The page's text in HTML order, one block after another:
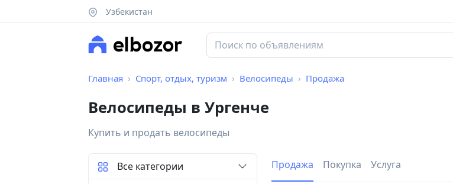
Узбекистан
Главная Спорт, отдых, туризм Велосипеды Продажа
Велосипеды в Ургенче
Купить и продать велосипеды
Продажа Покупка Услуга
Все категории